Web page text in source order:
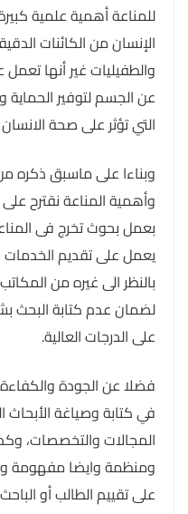
للمناعة أهمية علمية
الإنسان من الكائنات
والطفيليات غير أنها
عن الجسم لتوفير
التي تؤثر على صحة
وبناءا على ماسبق ذكره
وأهمية المناعة نقترح
بعمل بحوث تخرج فى
يعمل على تقديم الخدمات
بالنظر الى غيره من
لضمان عدم كتابة البحث
على الدرجات العالية.
فضلا عن الجودة والكفاءة
في كتابة وصياغة الأبحاث
المجالات والتخصصات،
ومنظمة وايضا مفهومة
على تقييم الطالب أو